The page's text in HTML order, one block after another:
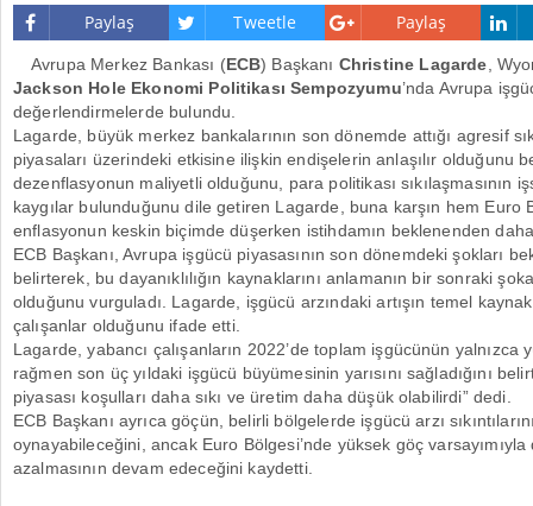
Paylaş Tweetle Paylaş
Avrupa Merkez Bankası (ECB) Başkanı Christine Lagarde ,
Jackson Hole Ekonomi Politikası Sempozyumu’nda Avrupa
değerlendirmelerde bulundu.
Lagarde, büyük merkez bankalarının son dönemde attığı agresif
piyasaları üzerindeki etkisine ilişkin endişelerin anlaşılır olduğunu
dezenflasyonun maliyetli olduğunu, para politikası sıkılaşmasının
kaygılar bulunduğunu dile getiren Lagarde, buna karşın hem Euro
enflasyonun keskin biçimde düşerken istihdamın beklenenden
ECB Başkanı, Avrupa işgücü piyasasının son dönemdeki şokları
belirterek, bu dayanıklılığın kaynaklarını anlamanın bir sonraki
olduğunu vurguladı. Lagarde, işgücü arzındaki artışın temel
çalışanlar olduğunu ifade etti.
Lagarde, yabancı çalışanların 2022’de toplam işgücünün yalnızca
rağmen son üç yıldaki işgücü büyümesinin yarısını sağladığını
piyasası koşulları daha sıkı ve üretim daha düşük olabilirdi” dedi.
ECB Başkanı ayrıca göçün, belirli bölgelerde işgücü arzı
oynayabileceğini, ancak Euro Bölgesi’nde yüksek göç
azalmasının devam edeceğini kaydetti.